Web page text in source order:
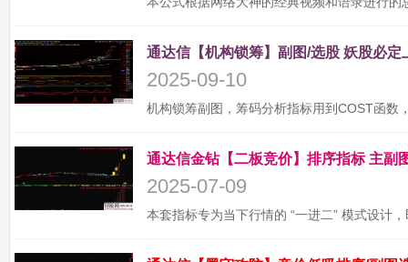
2025-09-10
2025-07-09